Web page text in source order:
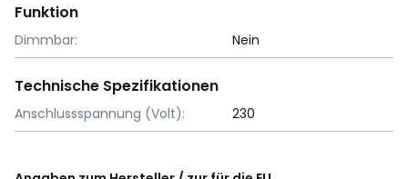
Funktion
Dimmbar: Nein
Technische Spezifikationen
Anschlussspannung (Volt): 230